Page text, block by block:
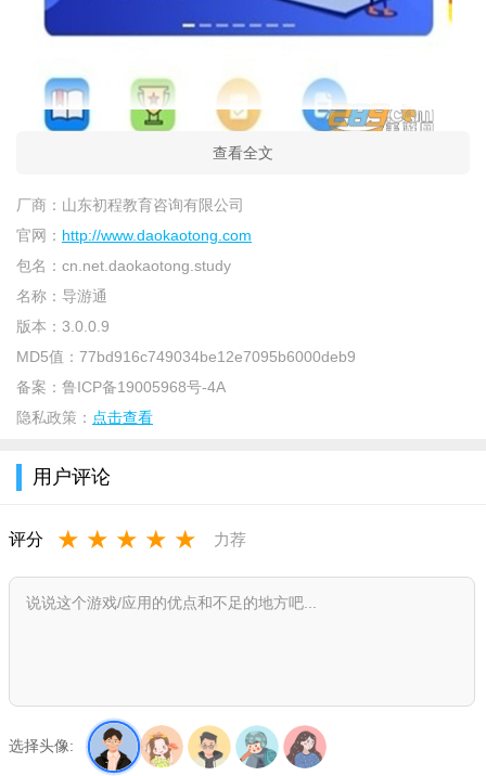
导游通app官方版介绍
导游通app官方版拥有导游资格考试、导游等级考试、导游执
业教育等视频学习、网络题库、免费讲座、真题解析、学习指南
等相关资讯，导游通app官方版陪伴导游朋友在执业路上不断前
行，成功孵化优秀导游万余名，被誉为高端导游培训领域的“黄埔
军校”。
查看全文
厂商： 山东初程教育咨询有限公司
官网： http://www.daokaotong.com
包名： cn.net.daokaotong.study
名称： 导游通
版本： 3.0.0.9
MD5值： 77bd916c749034be12e7095b6000deb9
备案： 鲁ICP备19005968号-4A
隐私政策： 点击查看
用户评论
评分 ★ ★ ★ ★ ★ 力荐
选择头像: